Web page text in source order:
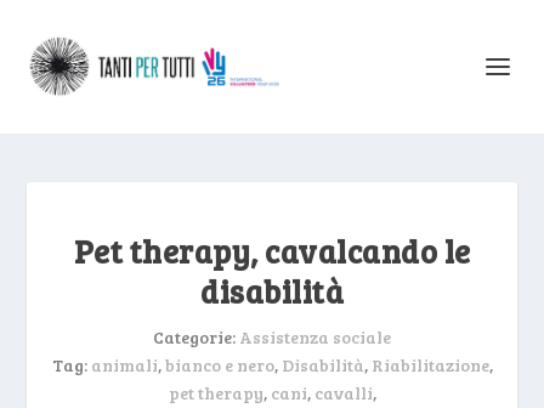
Pet therapy, cavalcando le
disabilità
Categorie: Assistenza sociale
Tag: animali,bianco e nero, Disabilità, Riabilitazione,
pet therapy, cani, cavalli,